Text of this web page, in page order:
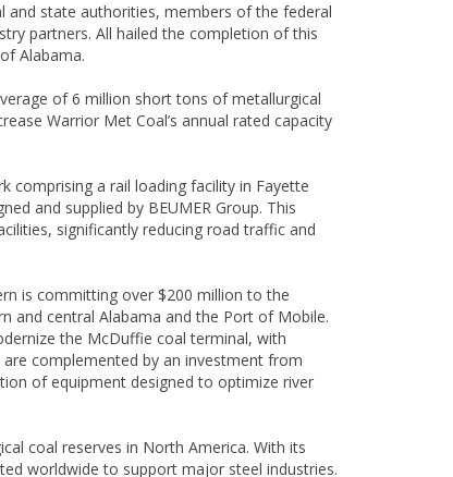
and state authorities, members of the federal
partners. All hailed the completion of this
Alabama.
of 6 million short tons of metallurgical
Warrior Met Coal’s annual rated capacity
comprising a rail loading facility in Fayette
and supplied by BEUMER Group. This
significantly reducing road traffic and
is committing over $200 million to the
and central Alabama and the Port of Mobile.
the McDuffie coal terminal, with
complemented by an investment from
of equipment designed to optimize river
coal reserves in North America. With its
worldwide to support major steel industries.